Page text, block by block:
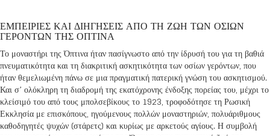
ΕΜΠΕΙΡΙΕΣ ΚΑΙ ΔΙΗΓΗΣΕΙΣ ΑΠΟ ΤΗ ΖΩΗ ΤΩΝ ΟΣΙΩΝ
ΓΕΡΟΝΤΩΝ ΤΗΣ ΟΠΤΙΝΑ
Το μοναστήρι της Όπτινα ήταν πασίγνωστο από την ίδρυσή του για τη βαθιά
πνευματικότητα και τη διακριτική ασκητικότητα των οσίων γερόντων, που
ήταν θεμελιωμένη πάνω σε μια πραγματική πατερική γνώση του ασκητισμού.
Και σ’ ολόκληρη τη διαδρομή της εκατόχρονης ένδοξης πορείας του, μέχρι το
κλείσιμό του από τους μπολσεβίκους το 1923, τροφοδότησε τη Ρωσική
Εκκλησία με επισκόπους, ηγούμενους πολλών μοναστηριών, πολυάριθμους
καθοδηγητές ψυχών (στάρετς) και κυρίως με αρκετούς αγίους. Η συμβολή